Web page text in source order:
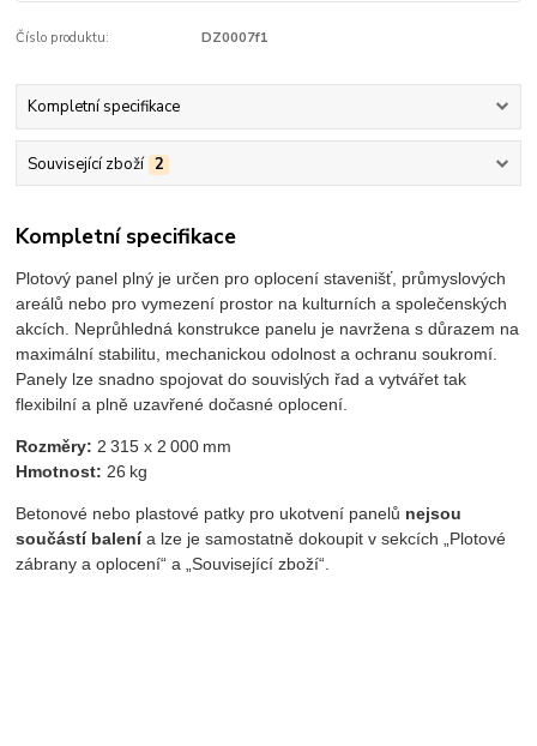
Číslo produktu: DZ0007f1
Kompletní specifikace
Související zboží 2
Kompletní specifikace
Plotový panel plný je určen pro oplocení stavenišť, průmyslových
areálů nebo pro vymezení prostor na kulturních a společenských
akcích. Neprůhledná konstrukce panelu je navržena s důrazem na
maximální stabilitu, mechanickou odolnost a ochranu soukromí.
Panely lze snadno spojovat do souvislých řad a vytvářet tak
flexibilní a plně uzavřené dočasné oplocení.
Rozměry: 2 315 x 2 000 mm
Hmotnost: 26 kg
Betonové nebo plastové patky pro ukotvení panelů nejsou
součástí balenía lze je samostatně dokoupit v sekcích „Plotové
zábrany a oplocení“ a „Související zboží“.